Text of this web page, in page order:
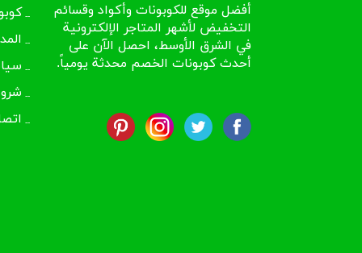
أفضل موقع للكوبونات وأكواد وقسائم
التخفيض لأشهر المتاجر الإلكترونية
في الشرق الأوسط، احصل الآن على
أحدث كوبونات الخصم محدثة يومياً.